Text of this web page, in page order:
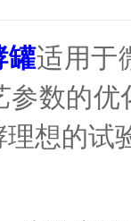
罐适用于
参数的
想的试